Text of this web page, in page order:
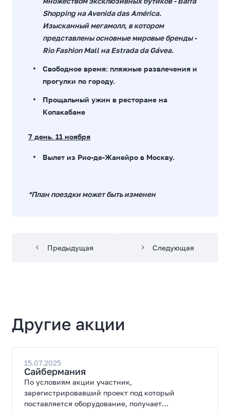
Shopping на Avenida das América.
Изысканный мегамолл, в котором
представлены основные мировые бренды -
Rio Fashion Mall на Estrada da Gávea.
Свободное время: пляжные развлечения и
прогулки по городу.
Прощальный ужин в ресторане на
Копакабане
7 день. 11 ноября
Вылет из Рио-де-Жанейро в Москву.
*План поездки может быть изменен
Предыдущая Следующая
Другие акции
15.07.2025
Сайбермания
По условиям акции участник,
зарегистрировавший проект под который
поставляется оборудование, получает